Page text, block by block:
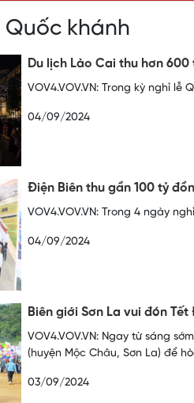
Quốc khánh
Du lịch Lào Cai thu hơn
VOV4.VOV.VN: Trong kỳ nghỉ
04/09/2024
Điện Biên thu gần 100 tỷ
VOV4.VOV.VN: Trong 4 ngày
04/09/2024
Biên giới Sơn La vui đón
VOV4.VOV.VN: Ngay từ sáng
(huyện Mộc Châu, Sơn La) để
03/09/2024